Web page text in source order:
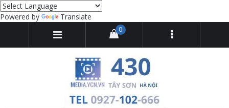
Powered by Translate
0